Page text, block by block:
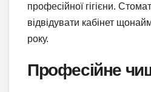
професійної гігієни.
відвідувати кабінет
року.
Професійне